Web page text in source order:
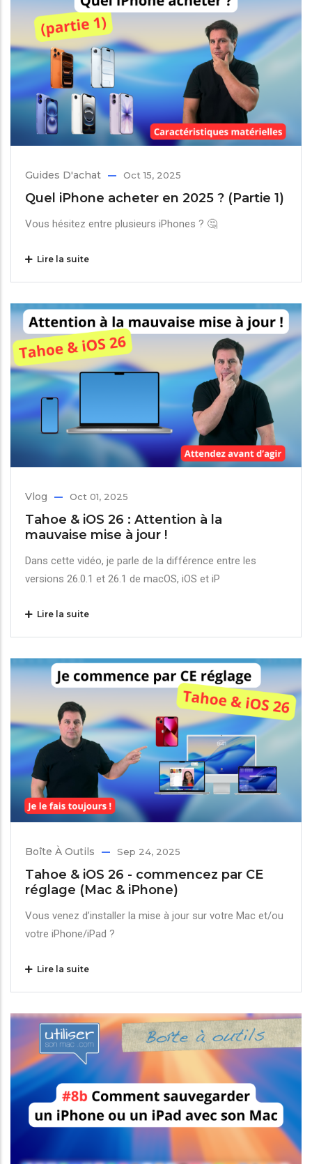
Guides D'achat Oct 15, 2025
Quel iPhone acheter en 2025 ? (Partie 1)
Vous hésitez entre plusieurs iPhones ? 🤔
Lire la suite
Vlog Oct 01, 2025
Tahoe & iOS 26 : Attention à la
mauvaise mise à jour !
Dans cette vidéo, je parle de la différence entre les
versions 26.0.1 et 26.1 de macOS, iOS et iP
Lire la suite
Boîte À Outils Sep 24, 2025
Tahoe & iOS 26 - commencez par CE
réglage (Mac & iPhone)
Vous venez d’installer la mise à jour sur votre Mac et/ou
votre iPhone/iPad ?
Lire la suite